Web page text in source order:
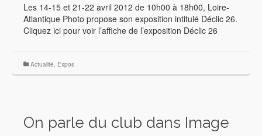
Les 14-15 et 21-22 avril 2012 de 10h00 à 18h00, Loire-
Atlantique Photo propose son exposition intitulé Déclic 26.
Cliquez ici pour voir l’affiche de l’exposition Déclic 26
Actualité, Expos
On parle du club dans Image